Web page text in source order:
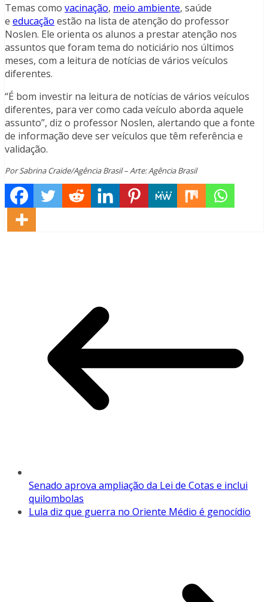
Temas como vacinação, meio ambiente, saúde
e educação estão na lista de atenção do professor
Noslen. Ele orienta os alunos a prestar atenção nos
assuntos que foram tema do noticiário nos últimos
meses, com a leitura de notícias de vários veículos
diferentes.
“É bom investir na leitura de notícias de vários veículos
diferentes, para ver como cada veículo aborda aquele
assunto”, diz o professor Noslen, alertando que a fonte
de informação deve ser veículos que têm referência e
validação.
Por Sabrina Craide/Agência Brasil – Arte: Agência Brasil
Senado aprova ampliação da Lei de Cotas e inclui
quilombolas
Lula diz que guerra no Oriente Médio é genocídio